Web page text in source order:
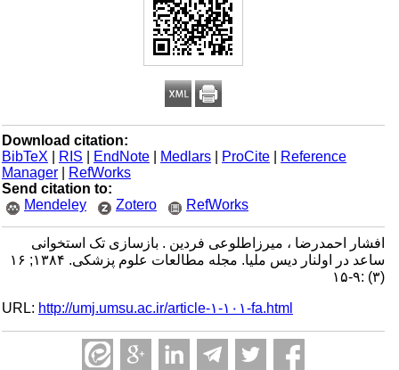
Download citation:
BibTeX
| RIS |EndNote |Medlars |ProCite |Reference
Manager
|RefWorks
Send citation to:
Mendeley
Zotero RefWorks
افشار احمدرضا ، میرزاطلوعی فردین . بازسازی تک استخوانی
ساعد در اولنار دیس ملیا. مجله مطالعات علوم پزشکی. ۱۳۸۴; ۱۶
URL:http://umj.umsu.ac.ir/article-۱-۱۰۱-fa.html